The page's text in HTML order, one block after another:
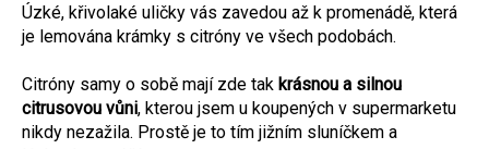
Úzké, křivolaké uličky vás zavedou až k promenádě, která
je lemována krámky s citróny ve všech podobách.
Citróny samy o sobě mají zde tak krásnou a silnou
citrusovou vůni, kterou jsem u koupených v supermarketu
nikdy nezažila. Prostě je to tím jižním sluníčkem a